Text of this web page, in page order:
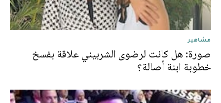
مشاهير
صورة: هل كانت لرضوى الشربيني علاقة بفسخ
خطوبة ابنة أصالة؟